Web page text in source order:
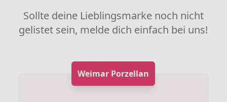
Sollte deine Lieblingsmarke noch nicht
gelistet sein, melde dich einfach bei uns!
Weimar Porzellan